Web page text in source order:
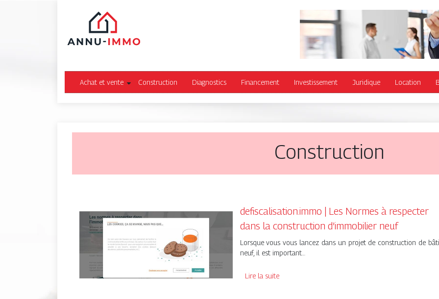
Achat et vente Construction Diagnostics Financement Investissement Juridique Location
Construction
defiscalisation.immo | Les Normes à respecter
dans la construction d’immobilier neuf
Lorsque vous vous lancez dans un projet de construction de bâti
neuf, il est important…
Lire la suite